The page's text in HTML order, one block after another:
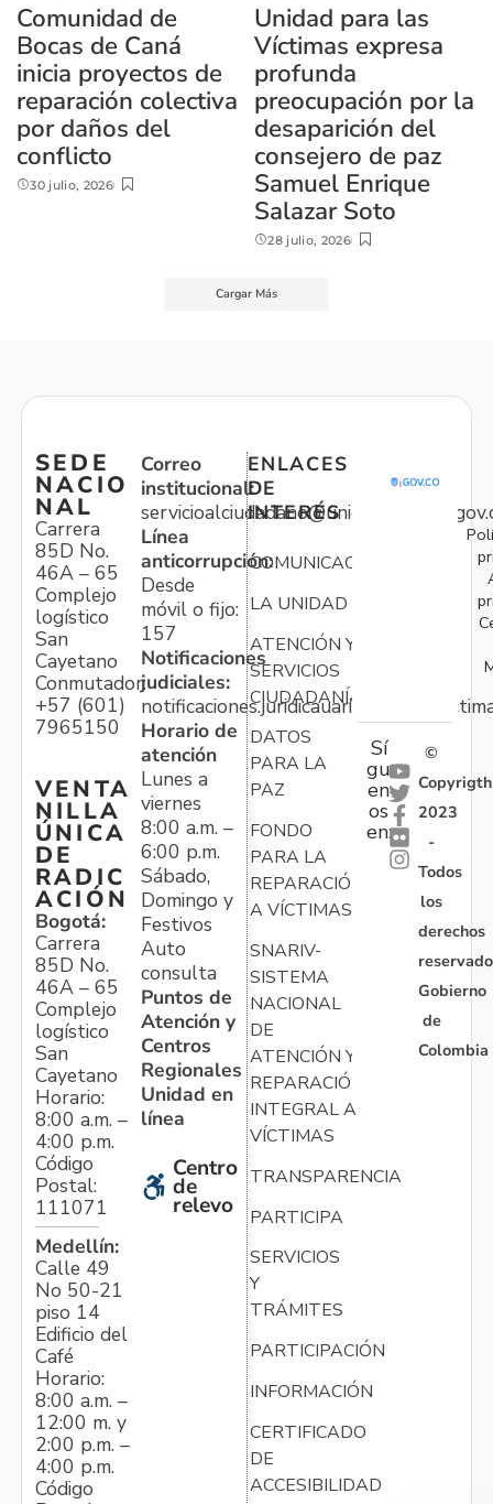
Comunidad de
Bocas de Caná
inicia proyectos de
reparación colectiva
por daños del
conflicto
30 julio, 2026
Unidad para las
Víctimas expresa
profunda
preocupación por la
desaparición del
consejero de paz
Samuel Enrique
Salazar Soto
28 julio, 2026
Cargar Más
SEDE
NACIO
NAL
Carrera
85D No.
46A – 65
Complejo
logístico
San
Cayetano
Conmutador:
+57 (601)
7965150
VENTA
NILLA
ÚNICA
DE
RADIC
ACIÓN
Bogotá:
Carrera
85D No.
46A – 65
Complejo
logístico
San
Cayetano
Horario:
8:00 a.m. –
4:00 p.m.
Código
Postal:
111071
Medellín:
Calle 49
No 50-21
piso 14
Edificio del
Café
Horario:
8:00 a.m. –
12:00 m. y
2:00 p.m. –
4:00 p.m.
Código
Correo
institucional:
Línea
anticorrupción:
Desde
móvil o fijo:
157
Notificaciones
judiciales:
Horario de
atención
Lunes a
viernes
8:00 a.m. –
6:00 p.m.
Sábado,
Domingo y
Festivos
Auto
consulta
Puntos de
Atención y
Centros
Regionales
Unidad en
línea
Centro
de
relevo
ENLACES
DE
INTERÉS
COMUNICACIONES
LA UNIDAD
ATENCIÓN Y
SERVICIOS
CIUDADANÍA
DATOS
PARA LA
PAZ
FONDO
PARA LA
REPARACIÓN
A VÍCTIMAS
SNARIV-
SISTEMA
NACIONAL
DE
ATENCIÓN Y
REPARACIÓN
INTEGRAL A
VÍCTIMAS
TRANSPARENCIA
PARTICIPA
SERVICIOS
Y
TRÁMITES
PARTICIPACIÓN
INFORMACIÓN
CERTIFICADO
DE
ACCESIBILIDAD
Sí
gu
en
os
en:
©
Copyrigth
2023
-
Todos
los
derechos
Gobierno
de
Colombia